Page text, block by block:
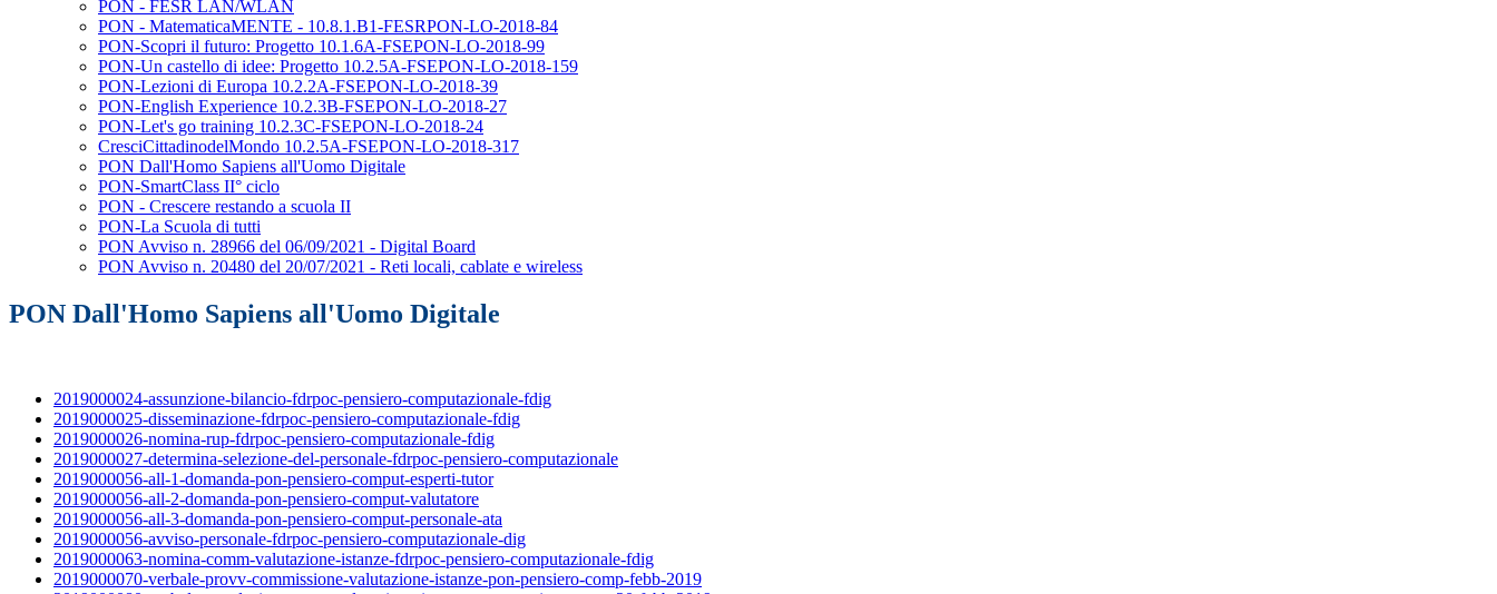
PON - FESR LAN/WLAN
PON - MatematicaMENTE - 10.8.1.B1-FESRPON-LO-2018-84
PON-Scopri il futuro: Progetto 10.1.6A-FSEPON-LO-2018-99
PON-Un castello di idee: Progetto 10.2.5A-FSEPON-LO-2018-159
PON-Lezioni di Europa 10.2.2A-FSEPON-LO-2018-39
PON-English Experience 10.2.3B-FSEPON-LO-2018-27
PON-Let's go training 10.2.3C-FSEPON-LO-2018-24
CresciCittadinodelMondo 10.2.5A-FSEPON-LO-2018-317
PON Dall'Homo Sapiens all'Uomo Digitale
PON-SmartClass II° ciclo
PON - Crescere restando a scuola II
PON-La Scuola di tutti
PON Avviso n. 28966 del 06/09/2021 - Digital Board
PON Avviso n. 20480 del 20/07/2021 - Reti locali, cablate e wireless
PON Dall'Homo Sapiens all'Uomo Digitale
2019000024-assunzione-bilancio-fdrpoc-pensiero-computazionale-fdig
2019000025-disseminazione-fdrpoc-pensiero-computazionale-fdig
2019000026-nomina-rup-fdrpoc-pensiero-computazionale-fdig
2019000027-determina-selezione-del-personale-fdrpoc-pensiero-computazionale
2019000056-all-1-domanda-pon-pensiero-comput-esperti-tutor
2019000056-all-2-domanda-pon-pensiero-comput-valutatore
2019000056-all-3-domanda-pon-pensiero-comput-personale-ata
2019000056-avviso-personale-fdrpoc-pensiero-computazionale-dig
2019000063-nomina-comm-valutazione-istanze-fdrpoc-pensiero-computazionale-fdig
2019000070-verbale-provv-commissione-valutazione-istanze-pon-pensiero-comp-febb-2019